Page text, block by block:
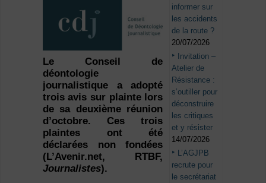
Le Conseil de
déontologie
journalistique a adopté
trois avis sur plainte lors
de sa deuxième réunion
d’octobre. Ces trois
plaintes ont été
déclarées non fondées
(L’Avenir.net, RTBF,
Journalistes).
informer sur
les accidents
de la route ?
20/07/2026
Invitation –
Atelier de
Résistance :
s’outiller pour
déconstruire
les critiques
et y résister
14/07/2026
L’AGJPB
recrute pour
le secrétariat